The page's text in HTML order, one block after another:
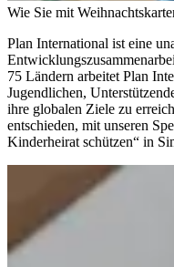
Wie Sie mit
Plan International ist eine
75 Ländern arbeitet Plan
Jugendlichen,
ihre globalen Ziele zu
entschieden, mit unseren
Kinderheirat schützen“ in